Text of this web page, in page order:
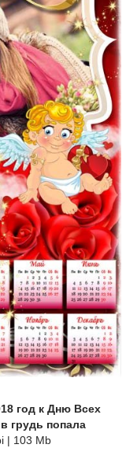
год к Дню Всех
грудь попала
| 103 Mb